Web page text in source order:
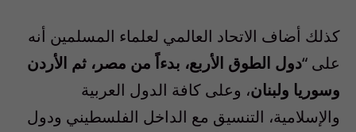
كذلك أضاف الاتحاد العالمي لعلماء المسلمين أنه
على “دول الطوق الأربع، بدءاً من مصر، ثم الأردن
وسوريا ولبنان، وعلى كافة الدول العربية
والإسلامية، التنسيق مع الداخل الفلسطيني ودول